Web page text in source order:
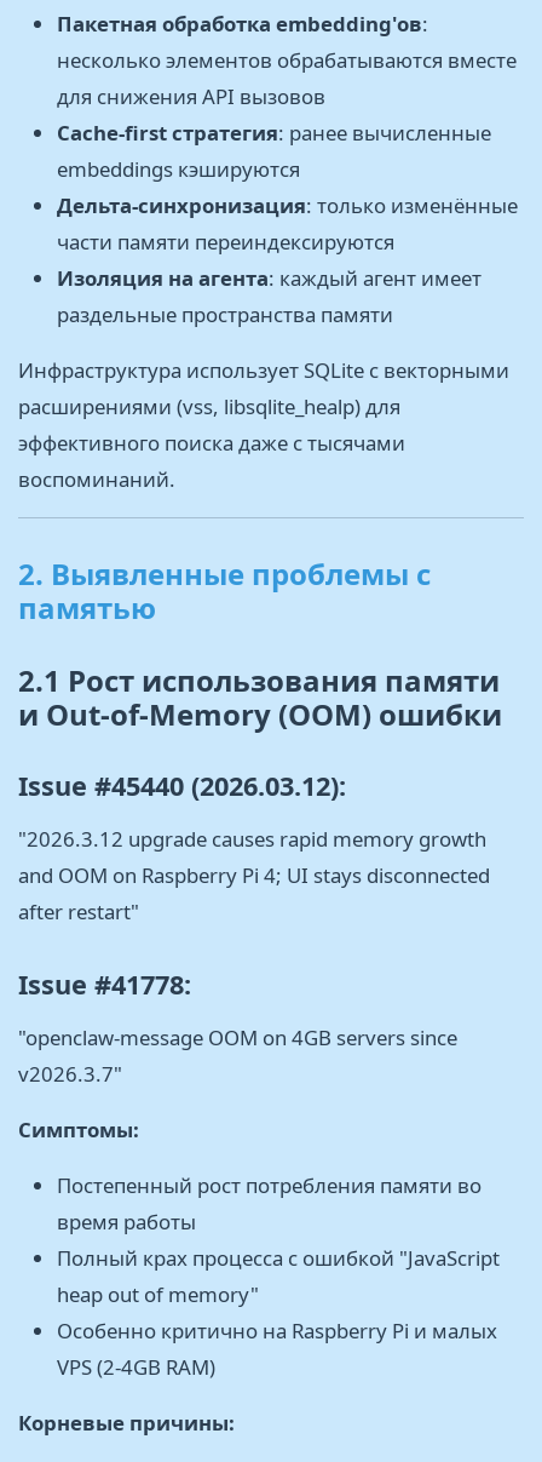
Пакетная обработка embedding'ов:
несколько элементов обрабатываются вместе
для снижения API вызовов
Cache-first стратегия: ранее вычисленные
embeddings кэшируются
Дельта-синхронизация: только изменённые
части памяти переиндексируются
Изоляция на агента: каждый агент имеет
раздельные пространства памяти
Инфраструктура использует SQLite с векторными
расширениями (vss, libsqlite_healp) для
эффективного поиска даже с тысячами
воспоминаний.
2. Выявленные проблемы с
памятью
2.1 Рост использования памяти
и Out-of-Memory (OOM) ошибки
Issue #45440 (2026.03.12):
"2026.3.12 upgrade causes rapid memory growth
and OOM on Raspberry Pi 4; UI stays disconnected
after restart"
Issue #41778:
"openclaw-message OOM on 4GB servers since
v2026.3.7"
Симптомы:
Постепенный рост потребления памяти во
время работы
Полный крах процесса с ошибкой "JavaScript
heap out of memory"
Особенно критично на Raspberry Pi и малых
VPS (2-4GB RAM)
Корневые причины: